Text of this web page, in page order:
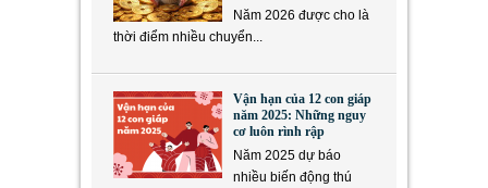
Năm 2026 được cho là
thời điểm nhiều chuyển...
Vận hạn của 12 con giáp
năm 2025: Những nguy
cơ luôn rình rập
Năm 2025 dự báo
nhiều biến động thú